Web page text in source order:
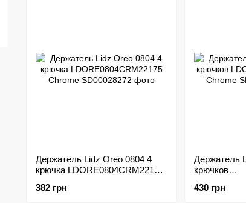
Держатель Lidz Oreo 0804 4
крючка LDORE0804CRM22175
382 грн
Держатель
крючков
430 грн